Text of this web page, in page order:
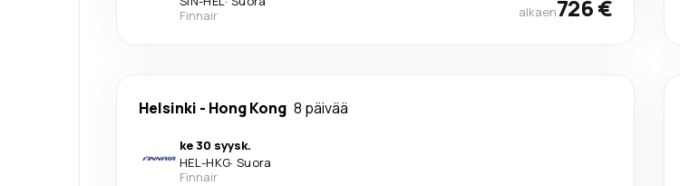
Finnair
alkaen726 €
Helsinki - Hong Kong 8 päivää
ke 30 syysk.
HEL-HKG· Suora
Finnair